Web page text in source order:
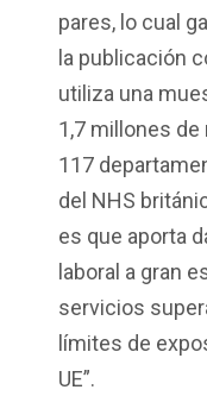
pares, lo cual
la publicación
utiliza una
1,7 millones
117
del NHS
es que aporta
laboral a gran
servicios
límites de
UE”.